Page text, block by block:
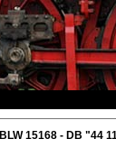
BLW 15168 - DB "44